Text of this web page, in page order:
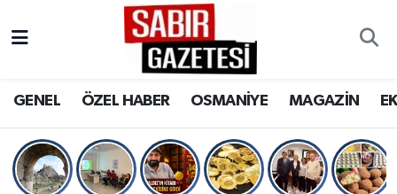
GENEL ÖZEL HABER OSMANİYE MAGAZİN
OSMANİYE
Osmaniye Nöbetçi Eczaneler
Osmaniye Trafik Yoğunluk Haritası